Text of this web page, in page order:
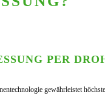
PER
gewährleistet